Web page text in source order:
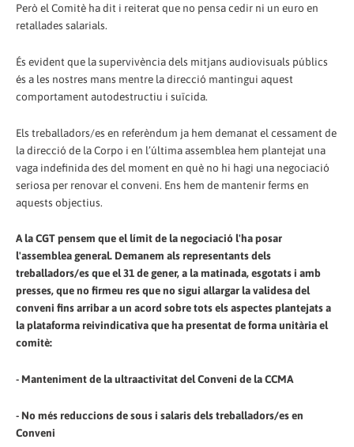
Però el Comitè ha dit i reiterat que no pensa cedir ni un euro en
retallades salarials.
És evident que la supervivència dels mitjans audiovisuals públics
és a les nostres mans mentre la direcció mantingui aquest
comportament autodestructiu i suïcida.
Els treballadors/es en referèndum ja hem demanat el cessament de
la direcció de la Corpo i en l’última assemblea hem plantejat una
vaga indefinida des del moment en què no hi hagi una negociació
seriosa per renovar el conveni. Ens hem de mantenir ferms en
aquests objectius.
A la CGT pensem que el límit de la negociació l'ha posar
l'assemblea general. Demanem als representants dels
treballadors/es que el 31 de gener, a la matinada, esgotats i amb
presses, que no firmeu res que no sigui allargar la validesa del
conveni fins arribar a un acord sobre tots els aspectes plantejats a
la plataforma reivindicativa que ha presentat de forma unitària el
comitè:
- Manteniment de la ultraactivitat del Conveni de la CCMA
- No més reduccions de sous i salaris dels treballadors/es en
Conveni